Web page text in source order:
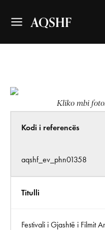
AQSHF
Kliko mbi
Kodi i referencës
aqshf_ev_phn01358
Titulli
Festivali i Gjashtë i Filmit